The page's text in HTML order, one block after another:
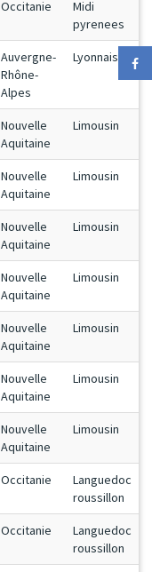
Occitanie
Midi
pyrenees
Auvergne-
Rhône-
Alpes
Lyonnais
Nouvelle
Aquitaine
Limousin
Nouvelle
Aquitaine
Limousin
Nouvelle
Aquitaine
Limousin
Nouvelle
Aquitaine
Limousin
Nouvelle
Aquitaine
Limousin
Nouvelle
Aquitaine
Limousin
Nouvelle
Aquitaine
Limousin
Occitanie
Languedoc
roussillon
Occitanie
Languedoc
roussillon